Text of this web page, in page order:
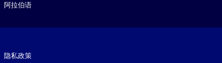
阿拉伯语
隐私政策